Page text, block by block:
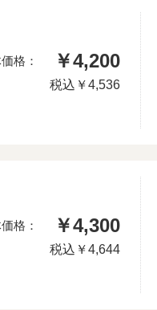
格： ￥4,200
税込 ￥4,536
格： ￥4,300
税込 ￥4,644